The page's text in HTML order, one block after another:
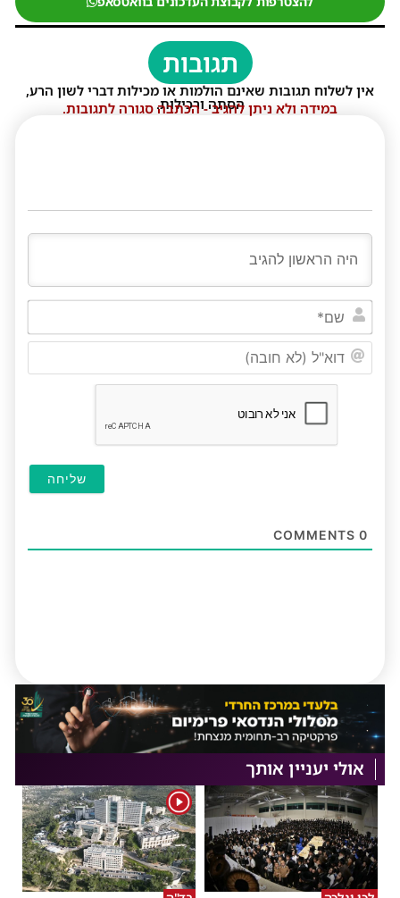
תגובות
אין לשלוח תגובות שאינם הולמות או מכילות דברי לשון הרע,
הסתה ורכילות.
במידה ולא ניתן להגיב - הכתבה סגורה לתגובות.
0
אולי יעניין אותך
1